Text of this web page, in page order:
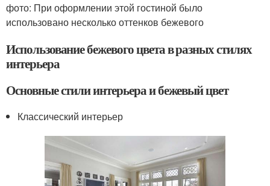
фото: При оформлении этой гостиной было
использовано несколько оттенков бежевого
Использование бежевого цвета в разных стилях
интерьера
Основные стили интерьера и бежевый цвет
Классический интерьер